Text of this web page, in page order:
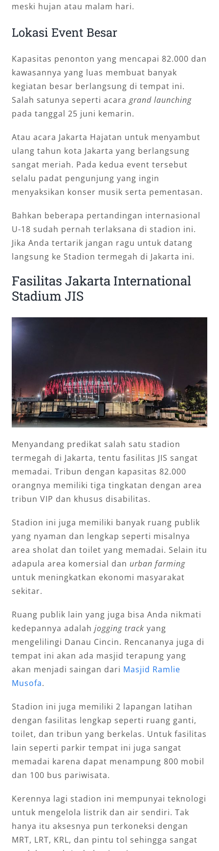
meski hujan atau malam hari.
Lokasi Event Besar
Kapasitas penonton yang mencapai 82.000 dan
kawasannya yang luas membuat banyak
kegiatan besar berlangsung di tempat ini.
Salah satunya seperti acara grand launching
pada tanggal 25 juni kemarin.
Atau acara Jakarta Hajatan untuk menyambut
ulang tahun kota Jakarta yang berlangsung
sangat meriah. Pada kedua event tersebut
selalu padat pengunjung yang ingin
menyaksikan konser musik serta pementasan.
Bahkan beberapa pertandingan internasional
U-18 sudah pernah terlaksana di stadion ini.
Jika Anda tertarik jangan ragu untuk datang
langsung ke Stadion termegah di Jakarta ini.
Fasilitas Jakarta International
Stadium JIS
Menyandang predikat salah satu stadion
termegah di Jakarta, tentu fasilitas JIS sangat
memadai. Tribun dengan kapasitas 82.000
orangnya memiliki tiga tingkatan dengan area
tribun VIP dan khusus disabilitas.
Stadion ini juga memiliki banyak ruang publik
yang nyaman dan lengkap seperti misalnya
area sholat dan toilet yang memadai. Selain itu
adapula area komersial dan urban farming
untuk meningkatkan ekonomi masyarakat
sekitar.
Ruang publik lain yang juga bisa Anda nikmati
kedepannya adalah jogging track yang
mengelilingi Danau Cincin. Rencananya juga di
tempat ini akan ada masjid terapung yang
akan menjadi saingan dari Masjid Ramlie
Musofa.
Stadion ini juga memiliki 2 lapangan latihan
dengan fasilitas lengkap seperti ruang ganti,
toilet, dan tribun yang berkelas. Untuk fasilitas
lain seperti parkir tempat ini juga sangat
memadai karena dapat menampung 800 mobil
dan 100 bus pariwisata.
Kerennya lagi stadion ini mempunyai teknologi
untuk mengelola listrik dan air sendiri. Tak
hanya itu aksesnya pun terkoneksi dengan
MRT, LRT, KRL, dan pintu tol sehingga sangat